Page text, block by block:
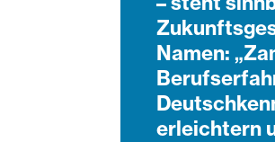
Namen:
erleichtern